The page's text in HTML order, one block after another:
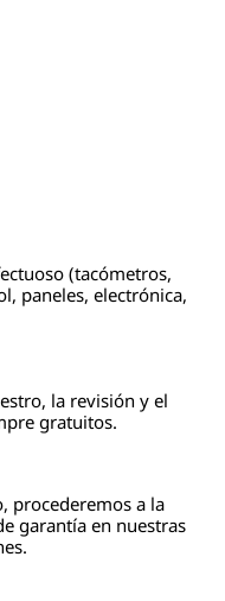
(tacómetros,
paneles, electrónica,
la revisión y el
gratuitos.
procederemos a la
garantía en nuestras